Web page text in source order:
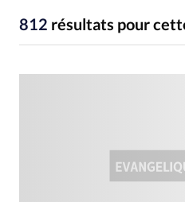
Toute l'actualité Bible
Eglises
Histoire Laicité
812 résultats pour